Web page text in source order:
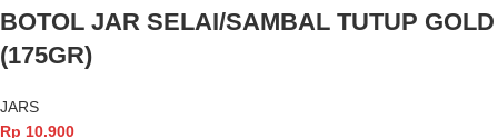
BOTOL JAR SELAI/SAMBAL TUTUP GOLD
(175GR)
JARS
Rp 10.900